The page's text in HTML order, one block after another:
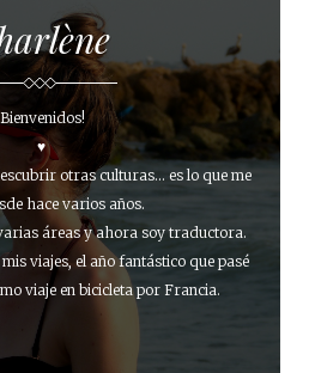
♥
otras culturas... es lo que me
hace varios años.
áreas y ahora soy traductora.
viajes, el año fantástico que pasé
viaje en bicicleta por Francia.